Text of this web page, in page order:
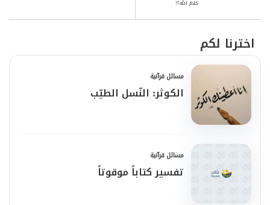
كلامُ الله؟!
اخترنا لكم
مسائل قرآنية
الكوثر: النّسل الطيّب
مسائل قرآنية
تفسير كتاباً موقوتاً